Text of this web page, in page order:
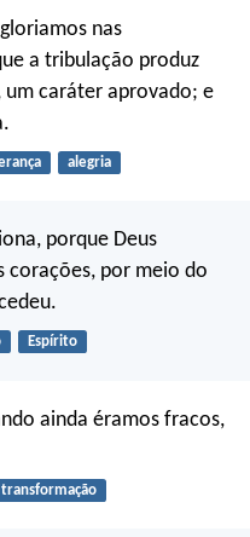
nas
a tribulação produz
um caráter aprovado; e
alegria
porque Deus
corações, por meio do
Espírito
ainda éramos fracos,
transformação